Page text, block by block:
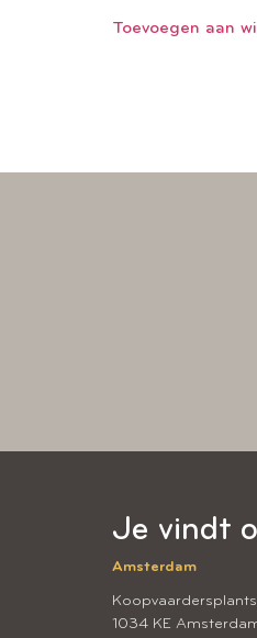
Toevoegen aan
Je vindt
Amsterdam
1034 KE